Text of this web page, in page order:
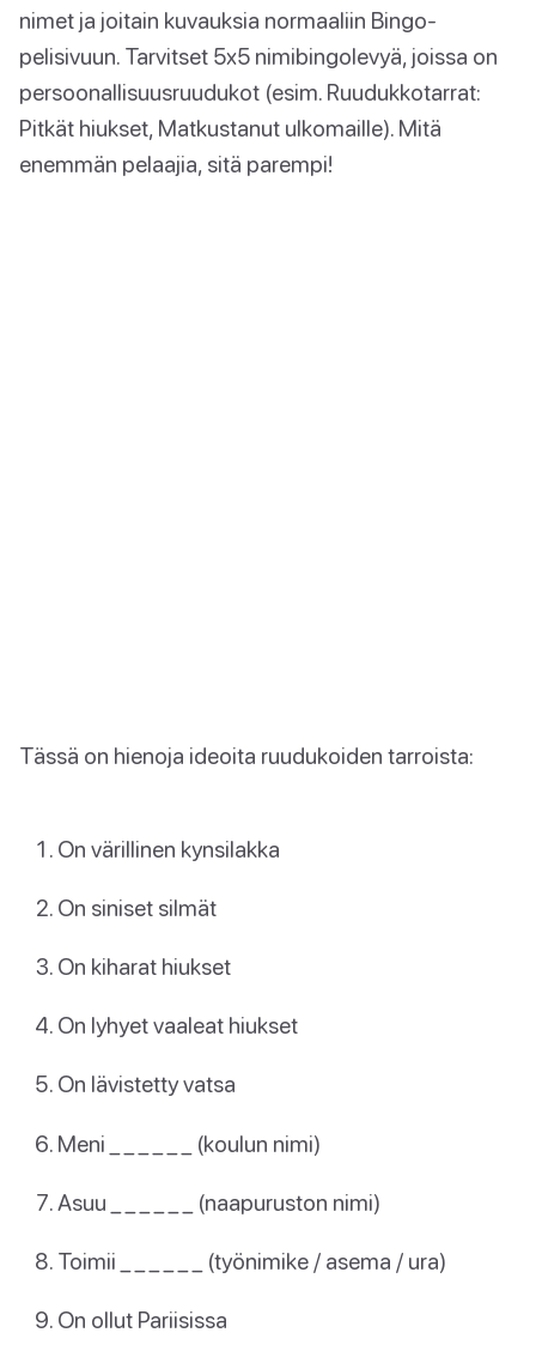
nimet ja joitain kuvauksia normaaliin Bingo-
pelisivuun. Tarvitset 5x5 nimibingolevyä, joissa on
persoonallisuusruudukot (esim. Ruudukkotarrat:
Pitkät hiukset, Matkustanut ulkomaille). Mitä
enemmän pelaajia, sitä parempi!
Tässä on hienoja ideoita ruudukoiden tarroista:
On värillinen kynsilakka
On siniset silmät
On kiharat hiukset
On lyhyet vaaleat hiukset
On lävistetty vatsa
Meni _ _ _ _ _ _ (koulun nimi)
Asuu _ _ _ _ _ _ (naapuruston nimi)
Toimii _ _ _ _ _ _ (työnimike / asema / ura)
On ollut Pariisissa